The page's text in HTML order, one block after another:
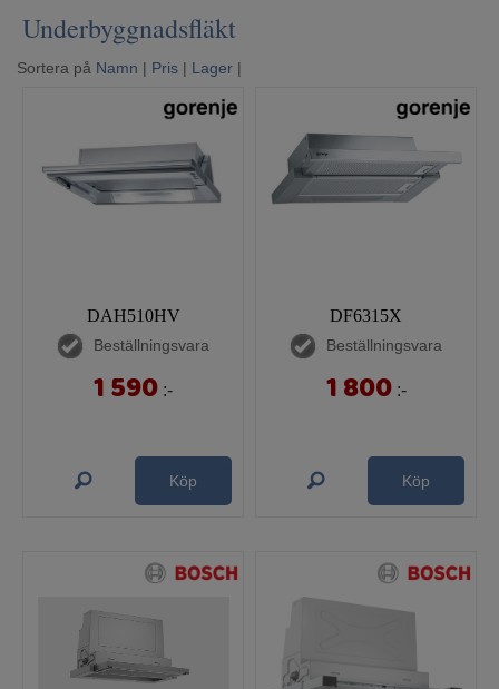
Underbyggnadsfläkt
Sortera på Namn | Pris | Lager |
DAH510HV
Beställningsvara
1 590 :-
Köp
DF6315X
Beställningsvara
1 800 :-
Köp